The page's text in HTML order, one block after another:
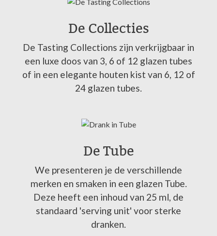
De Collecties
De Tasting Collections zijn verkrijgbaar in
een luxe doos van 3, 6 of 12 glazen tubes
of in een elegante houten kist van 6, 12 of
24 glazen tubes.
De Tube
We presenteren je de verschillende
merken en smaken in een glazen Tube.
Deze heeft een inhoud van 25 ml, de
standaard 'serving unit' voor sterke
dranken.